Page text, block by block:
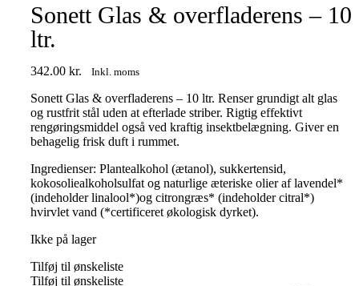
Sonett Glas & overfladerens – 10
ltr.
342.00 kr. Inkl. moms
Sonett Glas & overfladerens – 10 ltr. Renser grundigt alt glas
og rustfrit stål uden at efterlade striber. Rigtig effektivt
rengøringsmiddel også ved kraftig insektbelægning. Giver en
behagelig frisk duft i rummet.
Ingredienser: Plantealkohol (ætanol), sukkertensid,
kokosoliealkoholsulfat og naturlige æteriske olier af lavendel*
(indeholder linalool*)og citrongræs* (indeholder citral*)
hvirvlet vand (*certificeret økologisk dyrket).
Ikke på lager
Tilføj til ønskeliste
Tilføj til ønskeliste